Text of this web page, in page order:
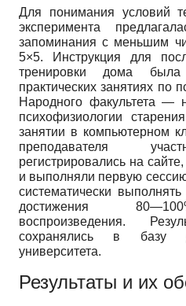
Для понимания условий
эксперимента
запоминания с меньшим
5×5. Инструкция для
тренировки дома
практических занятиях по
Народного факультета —
психофизиологии
занятии в компьютерном
преподавателя
регистрировались на
и выполняли первую
систематически
достижения
воспроизведения.
сохранялись в базу
университета.
Результаты и их